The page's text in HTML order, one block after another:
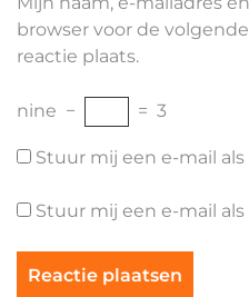
browser voor de
reactie plaats.
nine − = 3
Stuur mij een e-mail
Stuur mij een e-mail